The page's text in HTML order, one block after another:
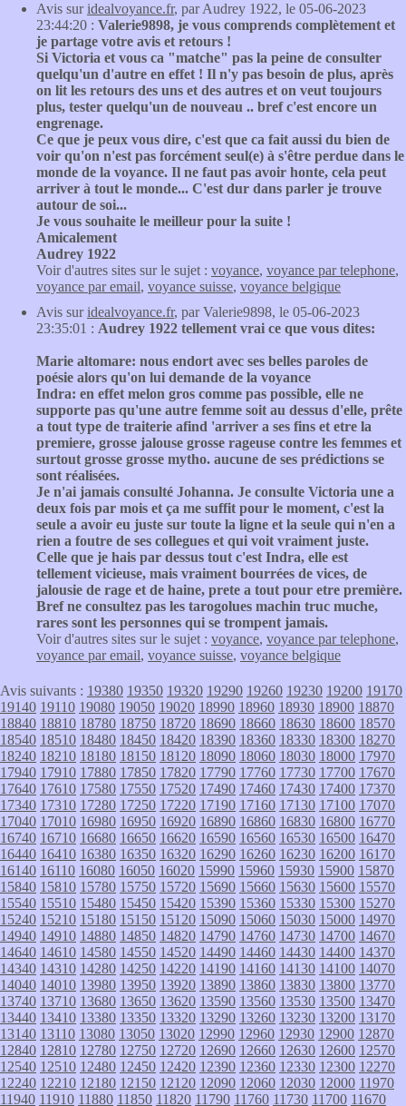
Avis suridealvoyance.fr, par Audrey 1922, le 05-06-2023
23:44:20 : Valerie9898, je vous comprends complètement et
je partage votre avis et retours !
Si Victoria et vous ca "matche" pas la peine de consulter
quelqu'un d'autre en effet ! Il n'y pas besoin de plus, après
on lit les retours des uns et des autres et on veut toujours
plus, tester quelqu'un de nouveau .. bref c'est encore un
engrenage.
Ce que je peux vous dire, c'est que ca fait aussi du bien de
voir qu'on n'est pas forcément seul(e) à s'être perdue dans le
monde de la voyance. Il ne faut pas avoir honte, cela peut
arriver à tout le monde... C'est dur dans parler je trouve
autour de soi...
Je vous souhaite le meilleur pour la suite !
Amicalement
Audrey 1922
Voir d'autres sites sur le sujet : voyance, voyance par telephone,
voyance par email, voyance suisse, voyance belgique
Avis suridealvoyance.fr, par Valerie9898, le 05-06-2023
23:35:01 : Audrey 1922 tellement vrai ce que vous dites:
Marie altomare: nous endort avec ses belles paroles de
poésie alors qu'on lui demande de la voyance
Indra: en effet melon gros comme pas possible, elle ne
supporte pas qu'une autre femme soit au dessus d'elle, prête
a tout type de traiterie afind 'arriver a ses fins et etre la
premiere, grosse jalouse grosse rageuse contre les femmes et
surtout grosse grosse mytho. aucune de ses prédictions se
sont réalisées.
Je n'ai jamais consulté Johanna. Je consulte Victoria une a
deux fois par mois et ça me suffit pour le moment, c'est la
seule a avoir eu juste sur toute la ligne et la seule qui n'en a
rien a foutre de ses collegues et qui voit vraiment juste.
Celle que je hais par dessus tout c'est Indra, elle est
tellement vicieuse, mais vraiment bourrées de vices, de
jalousie de rage et de haine, prete a tout pour etre première.
Bref ne consultez pas les tarogolues machin truc muche,
rares sont les personnes qui se trompent jamais.
Voir d'autres sites sur le sujet : voyance, voyance par telephone,
voyance par email, voyance suisse, voyance belgique
Avis suivants : 19380 19350 19320 19290 19260 19230 19200 19170
19140 19110 19080 19050 19020 18990 18960 18930 18900 18870
18840 18810 18780 18750 18720 18690 18660 18630 18600 18570
18540 18510 18480 18450 18420 18390 18360 18330 18300 18270
18240 18210 18180 18150 18120 18090 18060 18030 18000 17970
17940 17910 17880 17850 17820 17790 17760 17730 17700 17670
17640 17610 17580 17550 17520 17490 17460 17430 17400 17370
17340 17310 17280 17250 17220 17190 17160 17130 17100 17070
17040 17010 16980 16950 16920 16890 16860 16830 16800 16770
16740 16710 16680 16650 16620 16590 16560 16530 16500 16470
16440 16410 16380 16350 16320 16290 16260 16230 16200 16170
16140 16110 16080 16050 16020 15990 15960 15930 15900 15870
15840 15810 15780 15750 15720 15690 15660 15630 15600 15570
15540 15510 15480 15450 15420 15390 15360 15330 15300 15270
15240 15210 15180 15150 15120 15090 15060 15030 15000 14970
14940 14910 14880 14850 14820 14790 14760 14730 14700 14670
14640 14610 14580 14550 14520 14490 14460 14430 14400 14370
14340 14310 14280 14250 14220 14190 14160 14130 14100 14070
14040 14010 13980 13950 13920 13890 13860 13830 13800 13770
13740 13710 13680 13650 13620 13590 13560 13530 13500 13470
13440 13410 13380 13350 13320 13290 13260 13230 13200 13170
13140 13110 13080 13050 13020 12990 12960 12930 12900 12870
12840 12810 12780 12750 12720 12690 12660 12630 12600 12570
12540 12510 12480 12450 12420 12390 12360 12330 12300 12270
12240 12210 12180 12150 12120 12090 12060 12030 12000 11970
11940 11910 11880 11850 11820 11790 11760 11730 11700 11670